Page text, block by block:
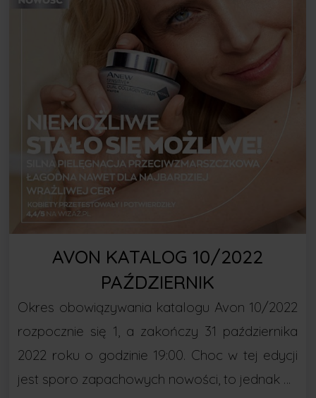
AVON KATALOG 10/2022
PAŹDZIERNIK
Okres obowiązywania katalogu Avon 10/2022
rozpocznie się 1, a zakończy 31 października
2022 roku o godzinie 19:00. Choc w tej edycji
jest sporo zapachowych nowości, to jednak …